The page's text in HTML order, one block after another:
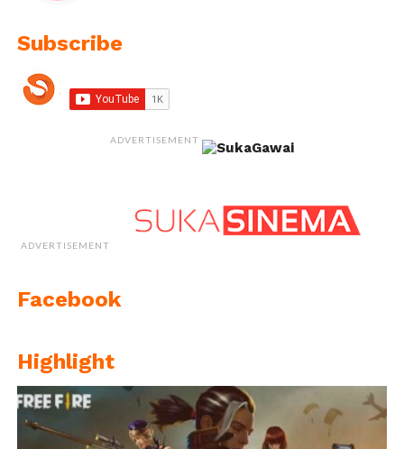
Subscribe
ADVERTISEMENT
ADVERTISEMENT
Facebook
Highlight